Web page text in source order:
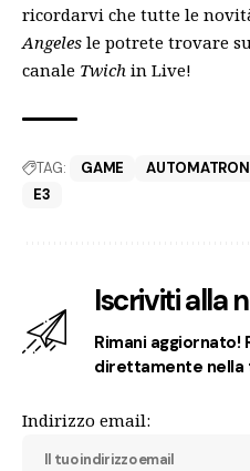
ricordarvi che tutte le
Angeles le potrete trovare
canale Twich in Live!
TAG: GAME AUTOMATRON
E3
Iscriviti alla
Rimani aggiornato!
direttamente nella
Indirizzo email: